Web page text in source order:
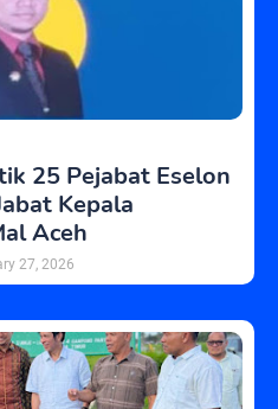
25 Pejabat Eselon
Kepala
Aceh
27, 2026